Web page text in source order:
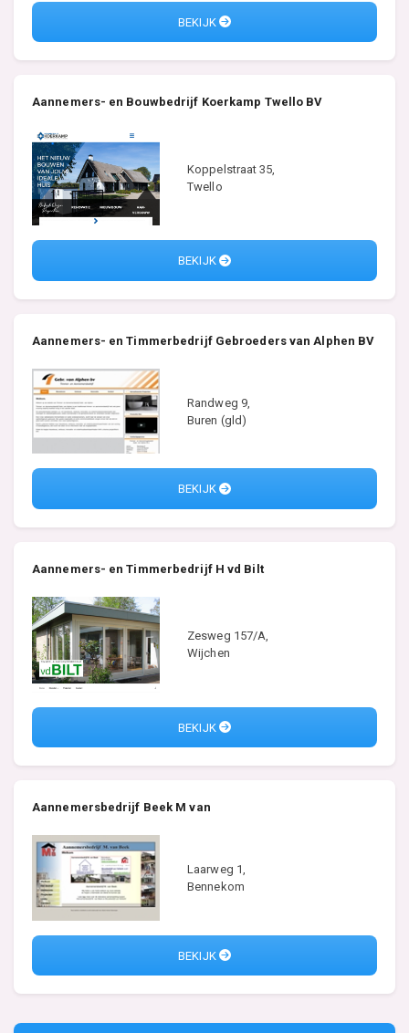
BEKIJK
Aannemers- en Bouwbedrijf Koerkamp Twello BV
Koppelstraat 35,
Twello
BEKIJK
Aannemers- en Timmerbedrijf Gebroeders van Alphen BV
Randweg 9,
Buren (gld)
BEKIJK
Aannemers- en Timmerbedrijf H vd Bilt
Zesweg 157/A,
Wijchen
BEKIJK
Aannemersbedrijf Beek M van
Laarweg 1,
Bennekom
BEKIJK